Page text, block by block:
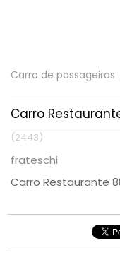
Carro de passageiros
Carro
(2443)
frateschi
Carro Restaurante